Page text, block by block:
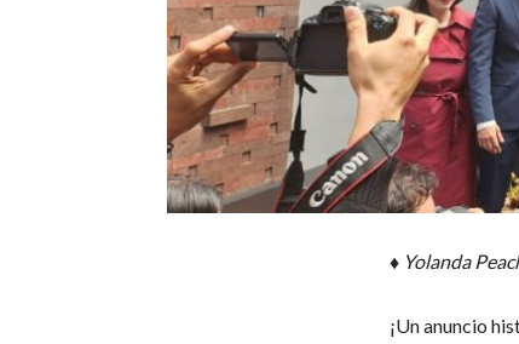
♦ Yolanda
¡Un anuncio